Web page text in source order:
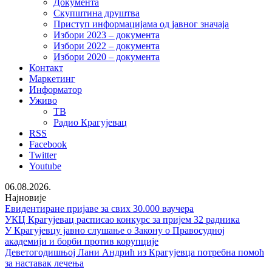
Документа
Скупштина друштва
Приступ информацијама од јавног значаја
Избори 2023 – документа
Избори 2022 – документа
Избори 2020 – документа
Контакт
Маркетинг
Информатор
Уживо
ТВ
Радио Крагујевац
RSS
Facebook
Twitter
Youtube
06.08.2026.
Најновије
Евидентиране пријаве за свих 30.000 ваучера
УКЦ Крагујевац расписао конкурс за пријем 32 радника
У Крагујевцу јавно слушање о Закону о Правосудној
академији и борби против корупције
Деветогодишњој Лани Андрић из Крагујевца потребна помоћ
за наставак лечења